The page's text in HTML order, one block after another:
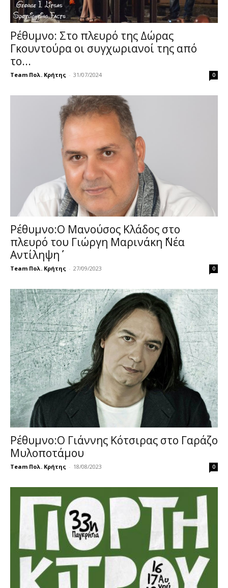
Ρέθυμνο: Στο πλευρό της Δώρας
Γκουντούρα οι συγχωριανοί της από
το...
Team Πολ. Κρήτης - 31/07/2024 0
Ρέθυμνο:Ο Μανούσος Κλάδος στο
πλευρό του Γιώργη Μαρινάκη ΄΄Νέα
Αντίληψη΄΄
Team Πολ. Κρήτης - 27/09/2023 0
Ρέθυμνο:Ο Γιάννης Κότσιρας στο Γαράζο
Μυλοποτάμου
Team Πολ. Κρήτης - 18/08/2023 0